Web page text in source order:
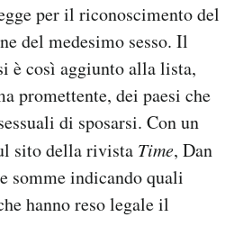
per il riconoscimento del
del medesimo sesso. Il
è così aggiunto alla lista,
promettente, dei paesi che
di sposarsi. Con un
sito della rivista Time, Dan
somme indicando quali
hanno reso legale il